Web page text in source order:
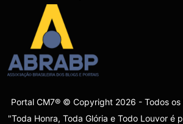
Portal CM7® © Copyright 2026 - Todos os
"Toda Honra, Toda Glória e Todo Louvor é